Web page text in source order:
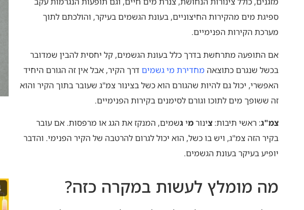
ספיגת מים מהקירות החיצוניים, בעונת הגשמים בעיקר, והולכתם לתוך
מערכת הקירות הפנימיים.
אם התופעה מתרחשת בדרך כלל בעונת הגשמים, קל יחסית להבין שמדובר
בכשל שנגרם כתוצאה מחדירת מי גשמים דרך הקיר, אבל אין זה הגורם היחיד
האפשרי, יכול גם להיות שהגורם הוא כשל בצינור צמ"ג שעובר בתוך הקיר והוא
זה ששופך מים לתוכו וגורם לסימנים בקירות הפנימיים.
צמ"ג: ראשי תיבות: צינורמי גשמים, המנקז את הגג או מרפסות. אם עובר
בקיר הזה צמ"ג, ויש בו כשל, הוא יכול לגרום להרטבה של הקיר הפנימי. והדבר
יופיע בעיקר בעונת הגשמים.
מה מומלץ לעשות במקרה כזה?